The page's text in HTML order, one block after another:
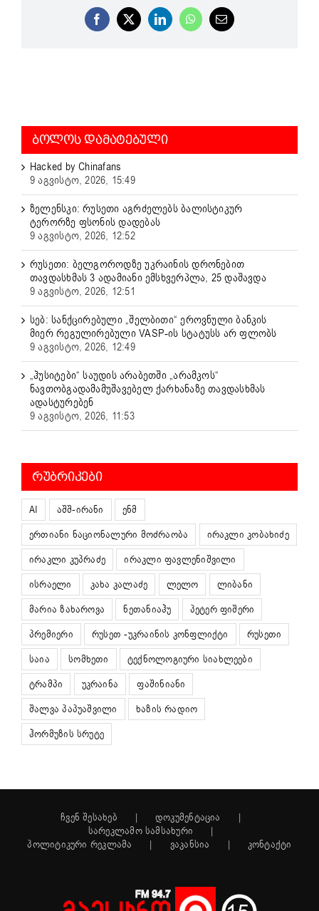
Facebook
X LinkedInWhatsApp
Email
ᲑᲝᲚᲝᲡ ᲓᲐᲛᲐᲢᲔᲑᲣᲚᲘ
Hacked by Chinafans
9 აგვისტო, 2026, 15:49
ზელენსკი: რუსეთი აგრძელებს ბალისტიკურ
ტერორზე ფსონის დადებას
9 აგვისტო, 2026, 12:52
რუსეთი: ბელგოროდზე უკრაინის დრონებით
თავდასხმას 3 ადამიანი ემსხვერპლა, 25 დაშავდა
9 აგვისტო, 2026, 12:51
სებ: სანქცირებული „შელბითი“ ეროვნული ბანკის
მიერ რეგულირებული VASP-ის სტატუსს არ ფლობს
9 აგვისტო, 2026, 12:49
„ჰუსიტები“ საუდის არაბეთში „არამკოს“
ნავთობგადამამუშავებელ ქარხანაზე თავდასხმას
ადასტურებენ
9 აგვისტო, 2026, 11:53
ᲠᲣᲑᲠᲘᲙᲔᲑᲘ
AI აშშ-ირანი
ენმ
ერთიანი ნაციონალური მოძრაობა
ირაკლი კობახიძე
ირაკლი კუპრაძე
ირაკლი ფავლენიშვილი
ისრაელი
კახა კალაძე ლელო
ლიბანი
მარია ზახაროვა
ნეთანიაჰუ
პეტერ ფიშერი
პრემიერი
რუსეთ -უკრაინის კონფლიქტი
რუსეთი
საია
სომხეთი
ტექნოლოგიური სიახლეები
ტრამპი
უკრაინა
ფაშინიანი
შალვა პაპუაშვილი
ხაზის რადიო
ჰორმუზის სრუტე
ჩვენ შესახებ
დოკუმენტაცია
სარეკლამო სამსახური
პოლიტიკური რეკლამა
ვაკანსია კონტაქტი